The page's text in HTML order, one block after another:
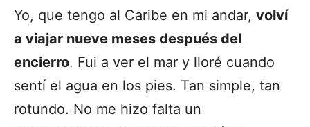
Yo, que tengo al Caribe en mi andar, volví
a viajar nueve meses después del
encierro. Fui a ver el mar y lloré cuando
sentí el agua en los pies. Tan simple, tan
rotundo. No me hizo falta un